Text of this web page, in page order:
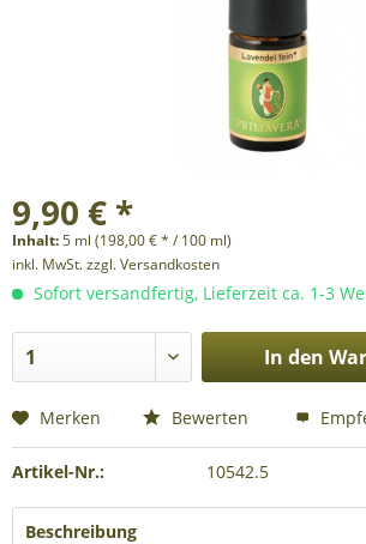
9,90 € *
Inhalt:5 ml (198,00 € * / 100 ml)
inkl. MwSt.zzgl. Versandkosten
Sofort versandfertig, Lieferzeit ca. 1-3
In den
Merken Bewerten
Artikel-Nr.: 10542.5
Beschreibung